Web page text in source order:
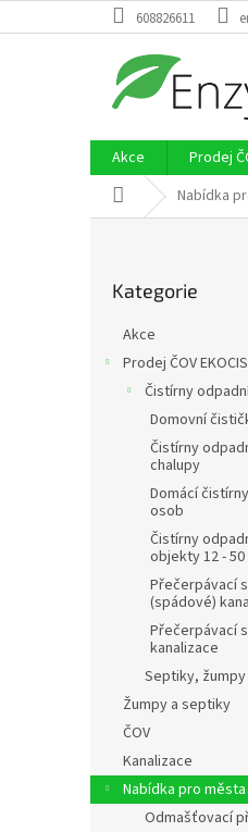
na
608826611
Akce Prodej
Domů Nabídka
kategorie
Kategorie
Akce
Prodej ČOV
Čistírny
Domovní
Čistírny
chalupy
Domácí
osob
Čistírny
objekty 12 -
Přečerpávací
(spádové)
Přečerpávací
kanalizace
Septiky, žumpy
Žumpy a septiky
ČOV
Kanalizace
Nabídka pro
Odmašťovací